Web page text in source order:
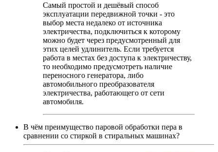
Самый простой и дешёвый способ
эксплуатации передвижной точки - это
выбор места недалеко от источника
электричества, подключиться к которому
можно будет через предусмотренный для
этих целей удлинитель. Если требуется
работа в местах без доступа к электричеству,
то необходимо предусмотреть наличие
переносного генератора, либо
автомобильного преобразователя
электричества, работающего от сети
автомобиля.
В чём преимущество паровой обработки пера в
сравнении со стиркой в стиральных машинах?